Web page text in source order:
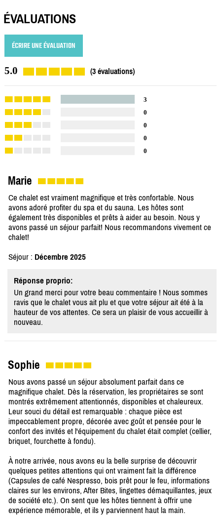
ÉVALUATIONS
ÉCRIRE UNE ÉVALUATION
5.0 (3 évaluations)
3
0
0
0
0
Marie
Ce chalet est vraiment magnifique et très confortable. Nous
avons adoré profiter du spa et du sauna. Les hôtes sont
également très disponibles et prêts à aider au besoin. Nous y
avons passé un séjour parfait! Nous recommandons vivement ce
chalet!
Séjour : Décembre 2025
Réponse proprio:
Un grand merci pour votre beau commentaire ! Nous sommes
ravis que le chalet vous ait plu et que votre séjour ait été à la
hauteur de vos attentes. Ce sera un plaisir de vous accueillir à
nouveau.
Sophie
Nous avons passé un séjour absolument parfait dans ce
magnifique chalet. Dès la réservation, les propriétaires se sont
montrés extrêmement attentionnés, disponibles et chaleureux.
Leur souci du détail est remarquable : chaque pièce est
impeccablement propre, décorée avec goût et pensée pour le
confort des invités et l'équipement du chalet était complet (cellier,
briquet, fourchette à fondu).
À notre arrivée, nous avons eu la belle surprise de découvrir
quelques petites attentions qui ont vraiment fait la différence
(Capsules de café Nespresso, bois prêt pour le feu, informations
claires sur les environs, After Bites, lingettes démaquillantes, jeux
de société etc.). On sent que les hôtes tiennent à offrir une
expérience mémorable, et ils y parviennent haut la main.